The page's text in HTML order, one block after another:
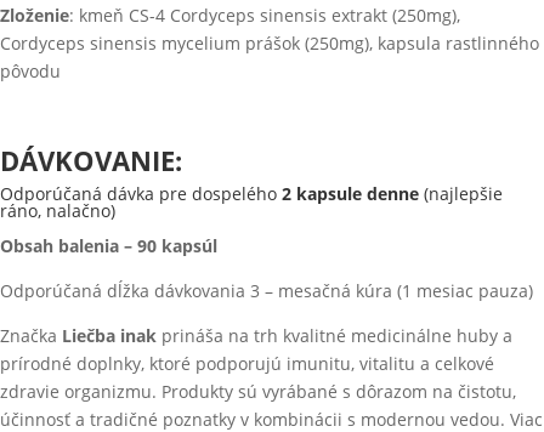
Zloženie: kmeň CS-4 Cordyceps sinensis extrakt (250mg),
Cordyceps sinensis mycelium prášok (250mg), kapsula rastlinného
pôvodu
DÁVKOVANIE:
Odporúčaná dávka pre dospelého 2 kapsule denne (najlepšie
ráno, nalačno)
Obsah balenia – 90 kapsúl
Odporúčaná dĺžka dávkovania 3 – mesačná kúra (1 mesiac pauza)
Značka Liečba inak prináša na trh kvalitné medicinálne huby a
prírodné doplnky, ktoré podporujú imunitu, vitalitu a celkové
zdravie organizmu. Produkty sú vyrábané s dôrazom na čistotu,
účinnosť a tradičné poznatky v kombinácii s modernou vedou. Viac